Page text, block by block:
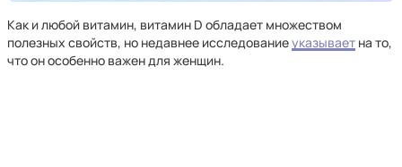
Как и любой витамин, витамин D обладает множеством
полезных свойств, но недавнее исследованиеуказывает на то,
что он особенно важен для женщин.